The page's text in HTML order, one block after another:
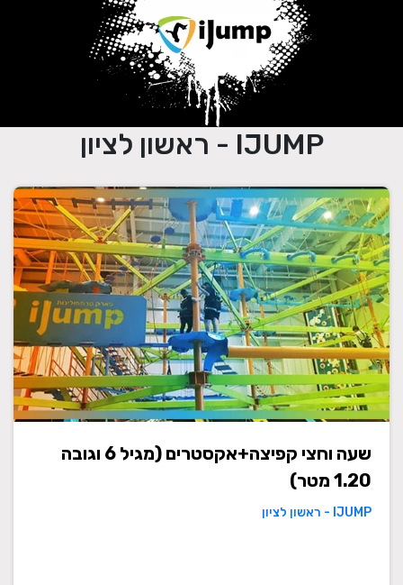
IJUMP - ראשון לציון
שעה וחצי קפיצה+אקסטרים (מגיל 6 וגובה
1.20 מטר)
IJUMP - ראשון לציון